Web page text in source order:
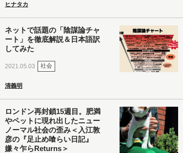
ヒナタカ
ネットで話題の「陰謀論チャ
ート」を徹底解説＆日本語訳
してみた
2021.05.03 社会
清義明
ロンドン再封鎖15週目。肥満
やペットに現れ出したニュー
ノーマル社会の歪み＜入江敦
彦の『足止め喰らい日記』
嫌々乍らReturns＞